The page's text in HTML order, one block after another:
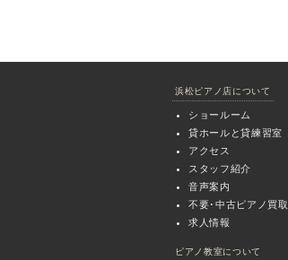
浜松ピアノ店について
ショールーム
貸ホールと貸練習室
アクセス
スタッフ紹介
音声案内
不要･中古ピアノ買取
求人情報
ピアノ教室について